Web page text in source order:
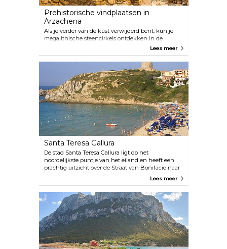
Prehistorische vindplaatsen in
Arzachena
Als je verder van de kust verwijderd bent, kun je
megalithische steencirkels ontdekken in de
prehistorische overblijfselen die de bossen en
velden rond Arzachena honingraat bevatten. De
Nuraghe Albucciu, 2 kilometer ten zuidoosten van
Arzachena, is één van de best bewaarde nuraghi
van Gallura. Ongeveer 4 kilometer ten zuiden van
Arzachena ligt Coddu Vecchiu, één van de meest
complete 'reuzengraven' van het eiland. In de
buurt vind je ook een andere gigantische tombe,
Tomba dei Giganti di Li Lolghi, en de Li Muri
Necropolis. De “Necropoli di Li Muri” wordt
beschouwd als het mooiste product van Gallura en
dateert naar schatting uit 3.500 voor Christus.
Lees meer
Santa Teresa Gallura
De stad Santa Teresa Gallura ligt op het
noordelijkste puntje van het eiland en heeft een
prachtig uitzicht over de Straat van Bonifacio naar
het eiland Corsica. Rena Bianca is het strand van
van het centrum, met turkoois water en fijn zand.
Net in het westen, op de landtong Capo Testa, zijn
er twee stranden. De linkerkant is prachtig en
ideaal voor kinderen, en het strand aan de
rechterkant is ook prachtig met prachtige
rotsformaties. Veerboten vertrekken dagelijks voor
een tocht van 50 minuten om de Straat over te
steken naar de stad Bonifacio op Corsica. Dit is
Lees meer